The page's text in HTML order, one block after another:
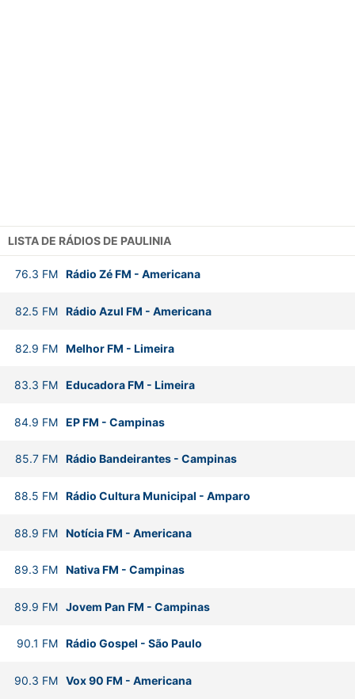
LISTA DE RÁDIOS DE PAULINIA
76.3 FM Rádio Zé FM - Americana
82.5 FM Rádio Azul FM - Americana
82.9 FM Melhor FM - Limeira
83.3 FM Educadora FM - Limeira
84.9 FM EP FM - Campinas
85.7 FM Rádio Bandeirantes- Campinas
88.5 FM Rádio Cultura Municipal - Amparo
88.9 FM Notícia FM - Americana
89.3 FM Nativa FM - Campinas
89.9 FM Jovem Pan FM - Campinas
90.1 FM Rádio Gospel - São Paulo
90.3 FM Vox 90 FM - Americana